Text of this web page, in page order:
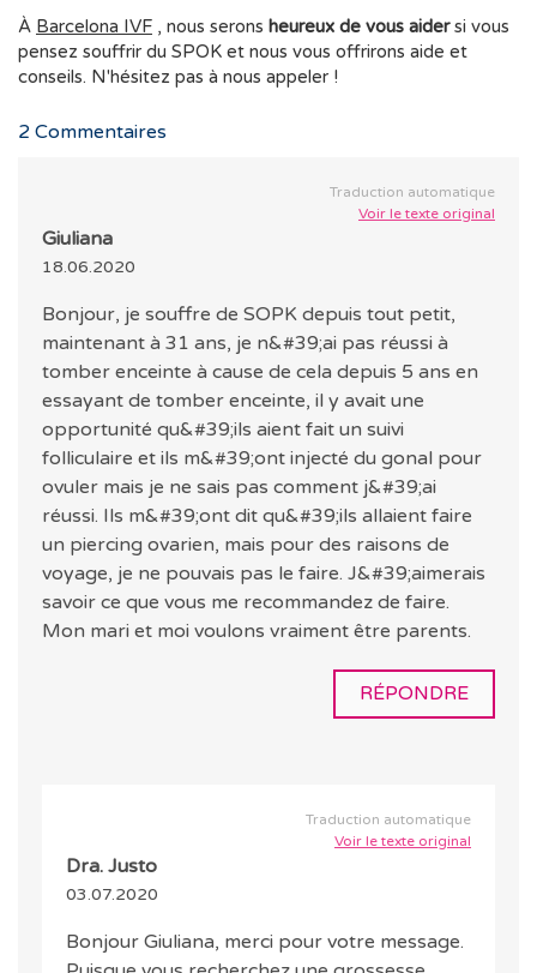
À Barcelona IVF , nous serons heureux de vous aidersi vous
pensez souffrir du SPOK et nous vous offrirons aide et
conseils. N'hésitez pas à nous appeler !
2 Commentaires
Traduction automatique
Voir le texte original
Giuliana
18.06.2020
Bonjour, je souffre de SOPK depuis tout petit,
maintenant à 31 ans, je n&#39;ai pas réussi à
tomber enceinte à cause de cela depuis 5 ans en
essayant de tomber enceinte, il y avait une
opportunité qu&#39;ils aient fait un suivi
folliculaire et ils m&#39;ont injecté du gonal pour
ovuler mais je ne sais pas comment j&#39;ai
réussi. Ils m&#39;ont dit qu&#39;ils allaient faire
un piercing ovarien, mais pour des raisons de
voyage, je ne pouvais pas le faire. J&#39;aimerais
savoir ce que vous me recommandez de faire.
Mon mari et moi voulons vraiment être parents.
RÉPONDRE
Traduction automatique
Voir le texte original
Dra. Justo
03.07.2020
Bonjour Giuliana, merci pour votre message.